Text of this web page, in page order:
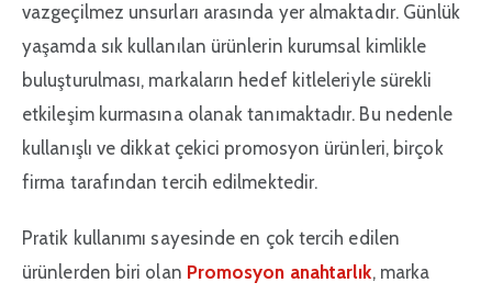
vazgeçilmez unsurları arasında yer almaktadır. Günlük
yaşamda sık kullanılan ürünlerin kurumsal kimlikle
buluşturulması, markaların hedef kitleleriyle sürekli
etkileşim kurmasına olanak tanımaktadır. Bu nedenle
kullanışlı ve dikkat çekici promosyon ürünleri, birçok
firma tarafından tercih edilmektedir.
Pratik kullanımı sayesinde en çok tercih edilen
ürünlerden biri olan Promosyon anahtarlık, marka